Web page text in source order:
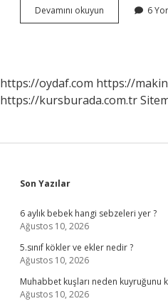
Devamını okuyun
Teorisi
6
https://oydaf.com https://
https://kursburada.com.tr
Sidebar
Son Yazılar
6 aylık bebek hangi sebzeleri yer ?
Ağustos 10, 2026
5.sınıf kökler ve ekler nedir ?
Ağustos 10, 2026
Muhabbet kuşları neden kuyruğunu
Ağustos 10, 2026